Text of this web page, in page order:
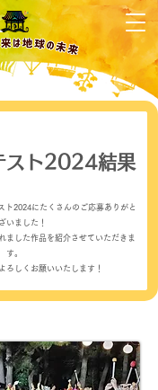
スト2024結果
ト2024にたくさんのご応募ありがと
いました！
ました作品を紹介させていただきま
す。
ろしくお願いいたします！